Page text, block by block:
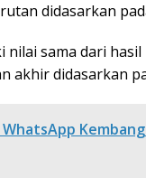
didasarkan
nilai sama dari
akhir didasarkan